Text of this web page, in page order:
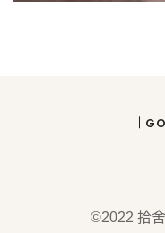
｜
©2022 拾